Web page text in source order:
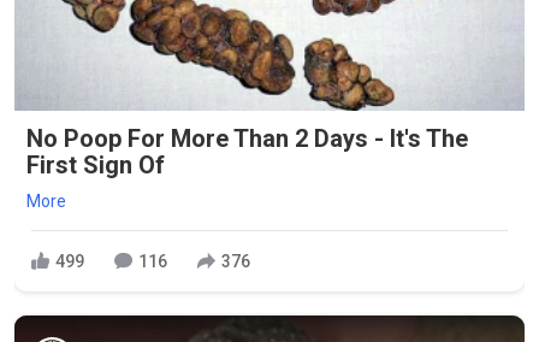
No Poop For More Than 2 Days - It's The
First Sign Of
More
499 116 376